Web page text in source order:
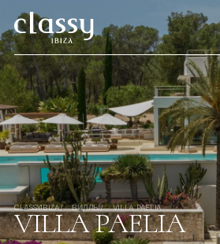
CLASSYIBIZA ВИЛЛЫ VILLA PAELIA
VILLA PAELIA